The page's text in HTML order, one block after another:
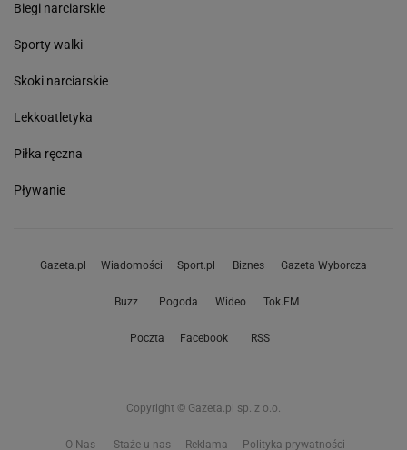
Biegi narciarskie
Sporty walki
Skoki narciarskie
Lekkoatletyka
Piłka ręczna
Pływanie
Gazeta.pl Wiadomości Sport.pl Biznes Gazeta Wyborcza
Buzz Pogoda Wideo Tok.FM
Poczta Facebook RSS
Copyright © Gazeta.pl sp. z o.o.
O Nas Staże u nas Reklama Polityka prywatności